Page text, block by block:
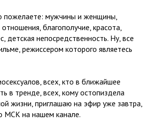
пожелаете: мужчины и женщины,
благополучие, красота,
детская непосредственность. Ну, все
режиссером которого являетесь
всех, кто в ближайшее
в тренде, всех, кому остопиздела
жизни, приглашаю на эфир уже завтра,
МСК на нашем канале.